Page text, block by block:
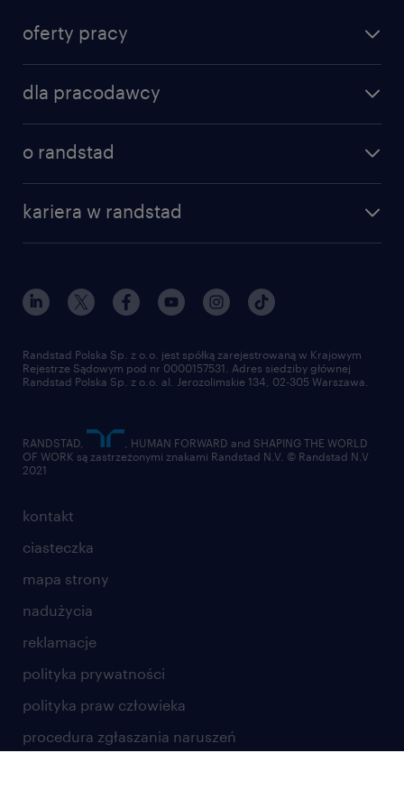
problemem. Gdy już zdobędzie odpowiednie
oferty pracy
dla pracodawcy
o randstad
kariera w randstad
kontakt
ciasteczka
mapa strony
nadużycia
reklamacje
polityka prywatności
polityka praw człowieka
procedura zgłaszania naruszeń
Randstad Polska Sp. z o.o. jest spółką zarejestrowaną w Krajowym
Rejestrze Sądowym pod nr 0000157531. Adres siedziby głównej
Randstad Polska Sp. z o.o. al. Jerozolimskie 134, 02-305 Warszawa.
RANDSTAD,
, HUMAN FORWARD and SHAPING THE WORLD
OF WORK są zastrzeżonymi znakami Randstad N.V. © Randstad N.V
2021